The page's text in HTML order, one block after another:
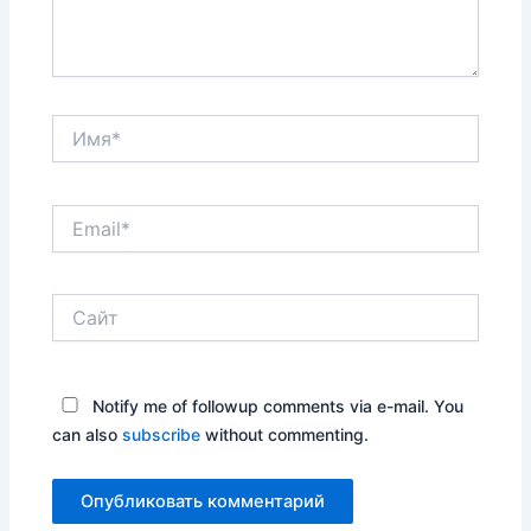
Notify me of followup comments via e-mail. You
can alsosubscribe without commenting.